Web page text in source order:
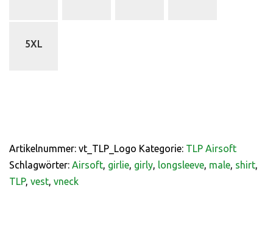
5XL
Artikelnummer: vt_TLP_Logo Kategorie: TLP Airsoft
Schlagwörter: Airsoft, girlie, girly, longsleeve, male, shirt,
TLP, vest, vneck